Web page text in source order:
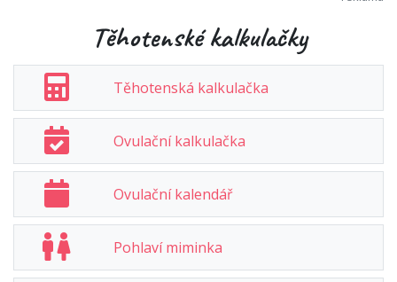
Těhotenské kalkulačky
Těhotenská kalkulačka
Ovulační kalkulačka
Ovulační kalendář
Pohlaví miminka